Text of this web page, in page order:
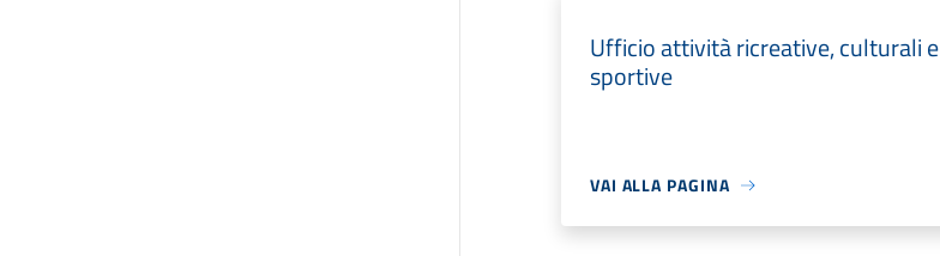
Ufficio attività ricreative, culturali e
sportive
VAI ALLA PAGINA